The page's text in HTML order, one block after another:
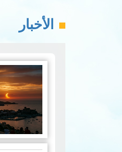
الأخبار